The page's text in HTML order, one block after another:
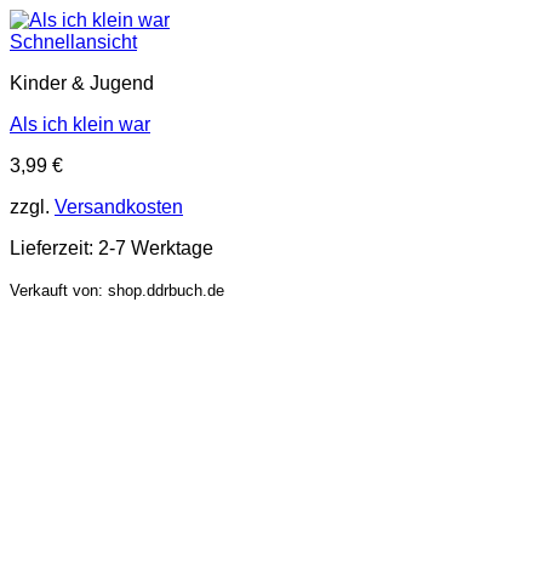
Schnellansicht
Kinder & Jugend
Als ich klein war
3,99 €
zzgl. Versandkosten
Lieferzeit: 2-7 Werktage
Verkauft von: shop.ddrbuch.de